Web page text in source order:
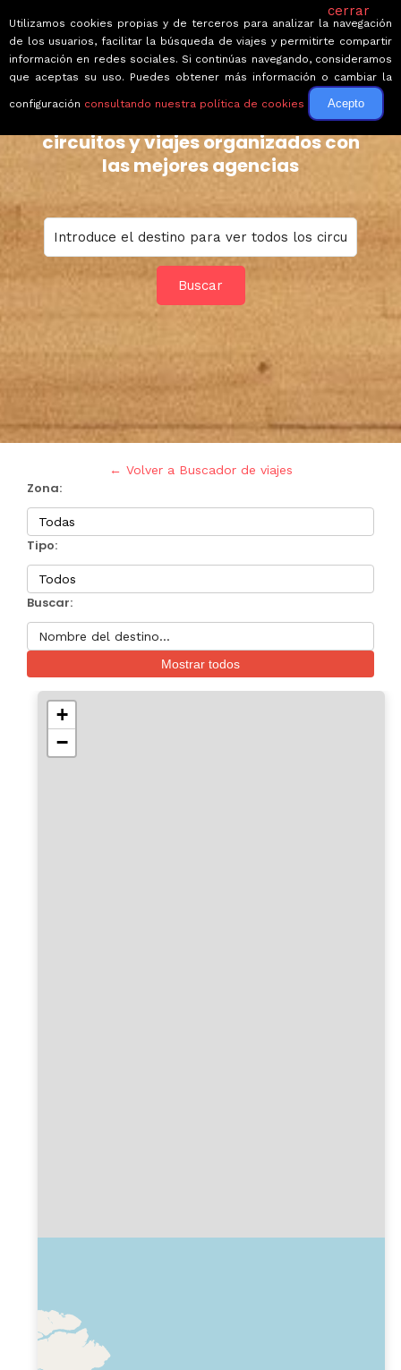
Elige tu destino y descubre
circuitos y viajes organizados con
las mejores agencias
Buscar
← Volver a Buscador de viajes
Zona:
Tipo:
Buscar:
Mostrar todos
+
−
cerrar
Utilizamos cookies propias y de terceros para analizar la navegación
de los usuarios, facilitar la búsqueda de viajes y permitirte compartir
información en redes sociales. Si continúas navegando, consideramos
que aceptas su uso. Puedes obtener más información o cambiar la
configuración consultando nuestra política de cookies Acepto